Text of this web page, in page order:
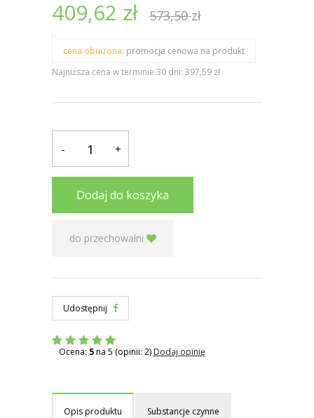
409,62 zł 573,50zł
cena obniżona: promocja cenowa na produkt
Najniższa cena w terminie 30 dni: 397,59 zł
- +
Dodaj do koszyka
do przechowalni
Udostępnij
Ocena: 5na 5 (opinii: 2) Dodaj opinię
Opis produktu Substancje czynne